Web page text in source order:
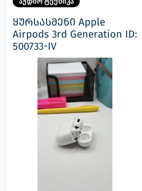
ყურსასმენი Apple
Airpods 3rd Generation ID:
500733-IV